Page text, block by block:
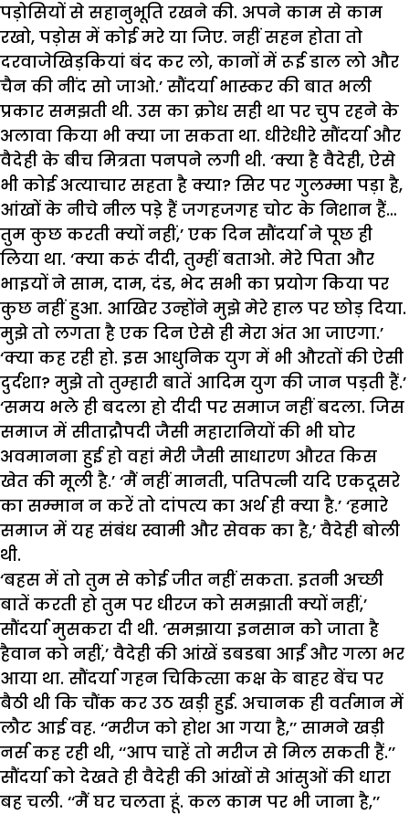
पड़ोसियों से सहानुभूति रखने की. अपने काम से काम
रखो, पड़ोस में कोई मरे या जिए. नहीं सहन होता तो
दरवाजेखिड़कियां बंद कर लो, कानों में रूई डाल लो और
चैन की नींद सो जाओ.’ सौंदर्या भास्कर की बात भली
प्रकार समझती थी. उस का क्रोध सही था पर चुप रहने के
अलावा किया भी क्या जा सकता था. धीरेधीरे सौंदर्या और
वैदेही के बीच मित्रता पनपने लगी थी. ‘क्या है वैदेही, ऐसे
भी कोई अत्याचार सहता है क्या? सिर पर गुलम्मा पड़ा है,
आंखों के नीचे नील पडे़ हैं जगहजगह चोट के निशान हैं…
तुम कुछ करती क्यों नहीं,’ एक दिन सौंदर्या ने पूछ ही
लिया था. ‘क्या करूं दीदी, तुम्हीं बताओ. मेरे पिता और
भाइयों ने साम, दाम, दंड, भेद सभी का प्रयोग किया पर
कुछ नहीं हुआ. आखिर उन्होंने मुझे मेरे हाल पर छोड़ दिया.
मुझे तो लगता है एक दिन ऐसे ही मेरा अंत आ जाएगा.’
‘क्या कह रही हो. इस आधुनिक युग में भी औरतों की ऐसी
दुर्दशा? मुझे तो तुम्हारी बातें आदिम युग की जान पड़ती हैं.’
‘समय भले ही बदला हो दीदी पर समाज नहीं बदला. जिस
समाज में सीताद्रौपदी जैसी महारानियों की भी घोर
अवमानना हुई हो वहां मेरी जैसी साधारण औरत किस
खेत की मूली है.’ ‘मैं नहीं मानती, पतिपत्नी यदि एकदूसरे
का सम्मान न करें तो दांपत्य का अर्थ ही क्या है.’ ‘हमारे
समाज में यह संबंध स्वामी और सेवक का है,’ वैदेही बोली
थी.
‘बहस में तो तुम से कोई जीत नहीं सकता. इतनी अच्छी
बातें करती हो तुम पर धीरज को समझाती क्यों नहीं,’
सौंदर्या मुसकरा दी थी. ‘समझाया इनसान को जाता है
हैवान को नहीं,’ वैदेही की आंखें डबडबा आईं और गला भर
आया था. सौंदर्या गहन चिकित्सा कक्ष के बाहर बेंच पर
बैठी थी कि चौंक कर उठ खड़ी हुई. अचानक ही वर्तमान में
लौट आई वह. ‘‘मरीज को होश आ गया है,’’ सामने खड़ी
नर्स कह रही थी, ‘‘आप चाहें तो मरीज से मिल सकती हैं.’’
सौंदर्या को देखते ही वैदेही की आंखों से आंसुओं की धारा
बह चली. ‘‘मैं घर चलता हूं. कल काम पर भी जाना है,’’